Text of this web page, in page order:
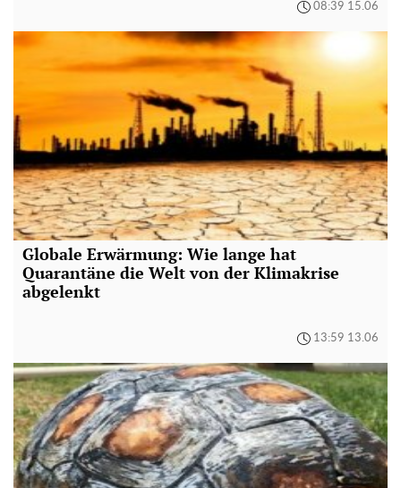
08:39 15.06
Globale Erwärmung: Wie lange hat
Quarantäne die Welt von der Klimakrise
abgelenkt
13:59 13.06